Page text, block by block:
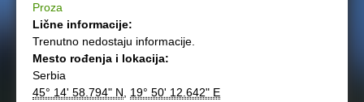
Proza
Lične informacije:
Trenutno nedostaju informacije.
Mesto rođenja i lokacija:
Serbia
45° 14' 58.794" N
19° 50' 12.642" E